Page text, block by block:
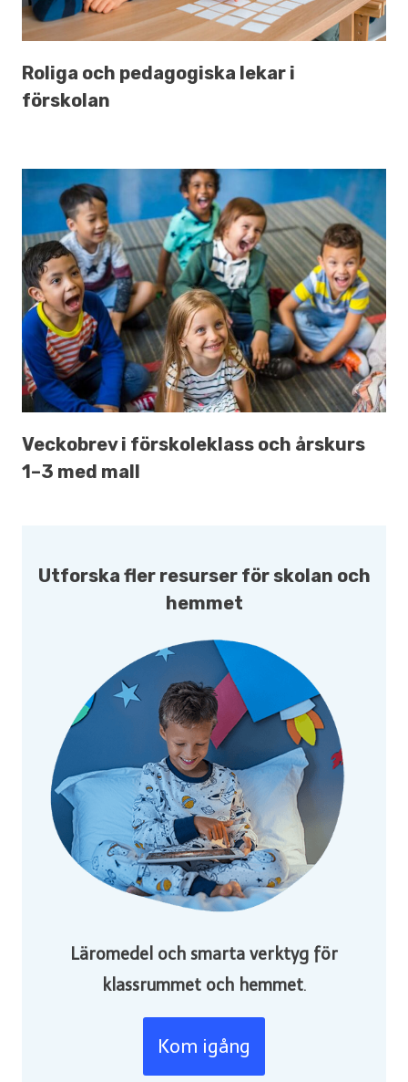
Roliga och pedagogiska lekar i
förskolan
Veckobrev i förskoleklass och årskurs
1–3 med mall
Utforska fler resurser för skolan och
hemmet
Läromedel och smarta verktyg för
klassrummet och hemmet.
Kom igång